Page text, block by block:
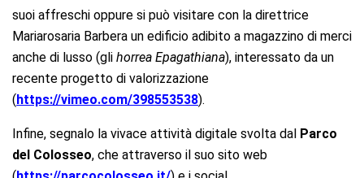
suoi affreschi oppure si può visitare con la direttrice
Mariarosaria Barbera un edificio adibito a magazzino di merci
anche di lusso (gli horrea Epagathiana), interessato da un
recente progetto di valorizzazione
(https://vimeo.com/398553538).
Infine, segnalo la vivace attività digitale svolta dal Parco
del Colosseo, che attraverso il suo sito web